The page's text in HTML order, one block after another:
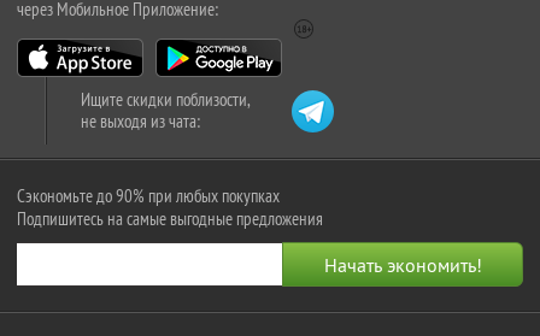
через Мобильное Приложение:
Ищите скидки поблизости,
не выходя из чата:
Сэкономьте до 90% при любых покупках
Подпишитесь на самые выгодные предложения